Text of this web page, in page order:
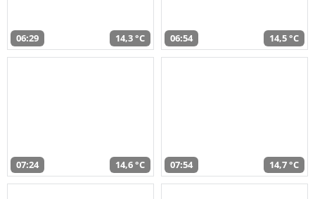
06:29 14,3 °C 06:54 14,5 °C
07:24 14,6 °C 07:54 14,7 °C